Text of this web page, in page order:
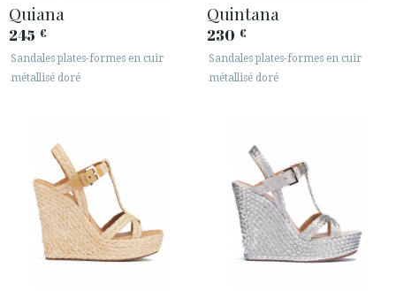
Quiana
245 €
Sandales plates-formes en cuir
métallisé doré
Quintana
230 €
Sandales plates-formes en cuir
métallisé doré